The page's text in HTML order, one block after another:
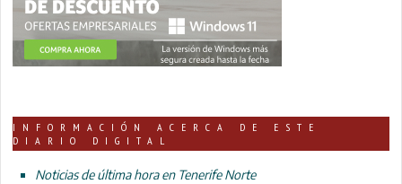
INFORMACIÓN ACERCA DE ESTE
DIARIO DIGITAL
Noticias de última hora en Tenerife Norte